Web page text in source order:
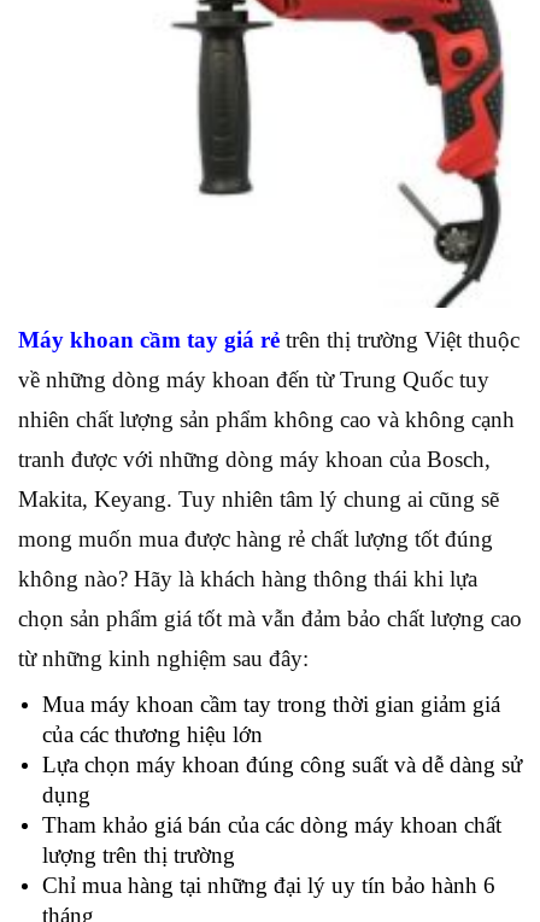
Máy khoan cầm tay giá rẻ trên thị trường Việt thuộc
về những dòng máy khoan đến từ Trung Quốc tuy
nhiên chất lượng sản phẩm không cao và không cạnh
tranh được với những dòng máy khoan của Bosch,
Makita, Keyang. Tuy nhiên tâm lý chung ai cũng sẽ
mong muốn mua được hàng rẻ chất lượng tốt đúng
không nào? Hãy là khách hàng thông thái khi lựa
chọn sản phẩm giá tốt mà vẫn đảm bảo chất lượng cao
từ những kinh nghiệm sau đây:
Mua máy khoan cầm tay trong thời gian giảm giá
của các thương hiệu lớn
Lựa chọn máy khoan đúng công suất và dễ dàng sử
dụng
Tham khảo giá bán của các dòng máy khoan chất
lượng trên thị trường
Chỉ mua hàng tại những đại lý uy tín bảo hành 6
tháng